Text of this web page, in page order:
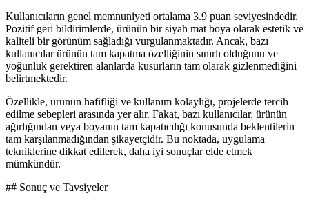
Kullanıcıların genel memnuniyeti ortalama 3.9 puan seviyesindedir.
Pozitif geri bildirimlerde, ürünün bir siyah mat boya olarak estetik ve
kaliteli bir görünüm sağladığı vurgulanmaktadır. Ancak, bazı
kullanıcılar ürünün tam kapatma özelliğinin sınırlı olduğunu ve
yoğunluk gerektiren alanlarda kusurların tam olarak gizlenmediğini
belirtmektedir.
Özellikle, ürünün hafifliği ve kullanım kolaylığı, projelerde tercih
edilme sebepleri arasında yer alır. Fakat, bazı kullanıcılar, ürünün
ağırlığından veya boyanın tam kapatıcılığı konusunda beklentilerin
tam karşılanmadığından şikayetçidir. Bu noktada, uygulama
tekniklerine dikkat edilerek, daha iyi sonuçlar elde etmek
mümkündür.
## Sonuç ve Tavsiyeler